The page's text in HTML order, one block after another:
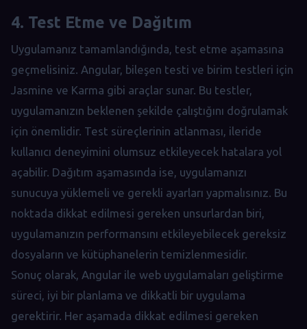
4. Test Etme ve Dağıtım
Uygulamanız tamamlandığında, test etme aşamasına
geçmelisiniz. Angular, bileşen testi ve birim testleri için
Jasmine ve Karma gibi araçlar sunar. Bu testler,
uygulamanızın beklenen şekilde çalıştığını doğrulamak
için önemlidir. Test süreçlerinin atlanması, ileride
kullanıcı deneyimini olumsuz etkileyecek hatalara yol
açabilir. Dağıtım aşamasında ise, uygulamanızı
sunucuya yüklemeli ve gerekli ayarları yapmalısınız. Bu
noktada dikkat edilmesi gereken unsurlardan biri,
uygulamanızın performansını etkileyebilecek gereksiz
dosyaların ve kütüphanelerin temizlenmesidir.
Sonuç olarak, Angular ile web uygulamaları geliştirme
süreci, iyi bir planlama ve dikkatli bir uygulama
gerektirir. Her aşamada dikkat edilmesi gereken